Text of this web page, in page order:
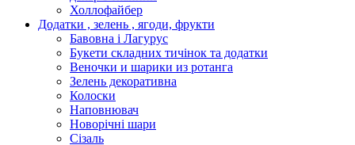
Холлофайбер
Додатки , зелень , ягоди, фрукти
Бавовна і Лагурус
Букети складних тичінок та додатки
Веночки и шарики из ротанга
Зелень декоративна
Колоски
Наповнювач
Новорічні шари
Сізаль